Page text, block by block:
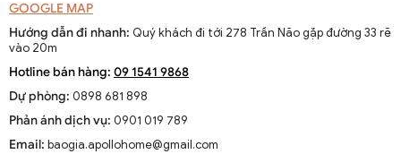
GOOGLE MAP
Hướng dẫn đi nhanh: Quý khách đi tới 278 Trần Não gặp đường 33 rẽ
vào 20m
Hotline bán hàng: 09 1541 9868
Dự phòng: 0898 681 898
Phản ánh dịch vụ: 0901 019 789
Email: baogia.apollohome@gmail.com